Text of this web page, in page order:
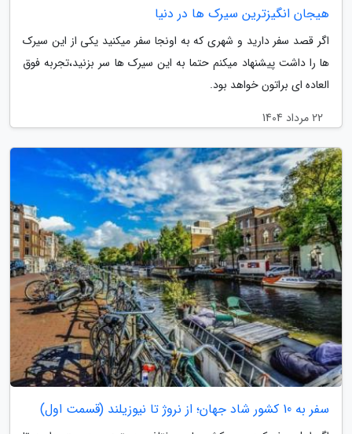
هیجان انگیزترین سیرک ها در دنیا
اگر قصد سفر دارید و شهری که به اونجا سفر میکنید یکی از این سیرک
ها را داشت پیشنهاد میکنم حتما به این سیرک ها سر بزنید،تجربه فوق
العاده ای براتون خواهد بود.
22 مرداد 1404
سفر به 10 کشور شاد جهان؛ از نروژ تا نیوزیلند (قسمت اول)